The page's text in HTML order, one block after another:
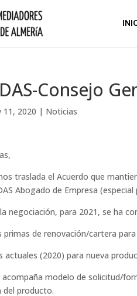
Consejo
11, 2020 | Noticias
traslada el Acuerdo que
Abogado de Empresa
negociación, para 2021, se ha
primas de renovación/cartera
actuales (2020) para nueva
modelo de solicitud/
del producto.